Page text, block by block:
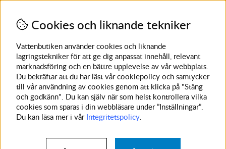
Få vårt nyhetsbrev
Ange din e-post nedan för att ta del av nyheter och
erbjudanden
SKICKA
Avanmäl nyhetsbrev
Cookies och liknande tekniker
Vattenbutiken använder cookies och liknande
lagringstekniker för att ge dig anpassat innehåll, relevant
marknadsföring och en bättre upplevelse av vår webbplats.
Du bekräftar att du har läst vår cookiepolicy och samtycker
till vår användning av cookies genom att klicka på "Stäng
och godkänn". Du kan själv när som helst kontrollera vilka
cookies som sparas i din webbläsare under ”Inställningar”.
Du kan läsa mer i vår Integritetspolicy.